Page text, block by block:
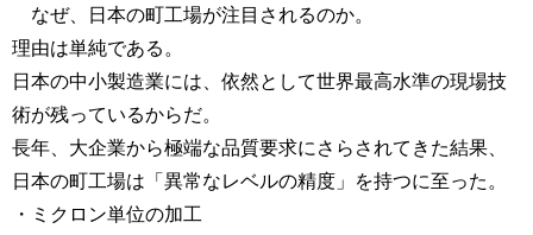
なぜ、日本の町工場が注目されるのか。
理由は単純である。
日本の中小製造業には、依然として世界最高水準の現場技
術が残っているからだ。
長年、大企業から極端な品質要求にさらされてきた結果、
日本の町工場は「異常なレベルの精度」を持つに至った。
・ミクロン単位の加工